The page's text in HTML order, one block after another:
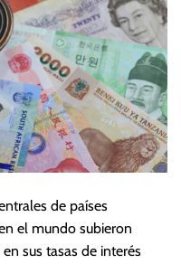
de países
el mundo subieron
sus tasas de interés